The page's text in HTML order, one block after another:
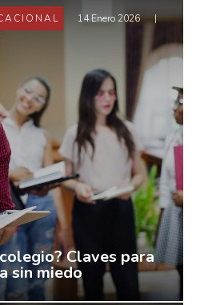
14 Enero 2026
|
Claves para
sin miedo